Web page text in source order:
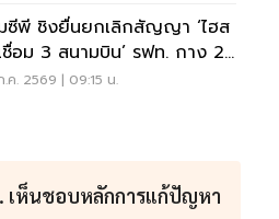
ซีพี ชิงยื่นยกเลิกสัญญา ‘ไฮส
อม 3 สนามบิน’ รฟท. กาง 2
ออก รับมือ
ค. 2569 | 09:15 น.
เห็นชอบหลักการแก้ปัญหา